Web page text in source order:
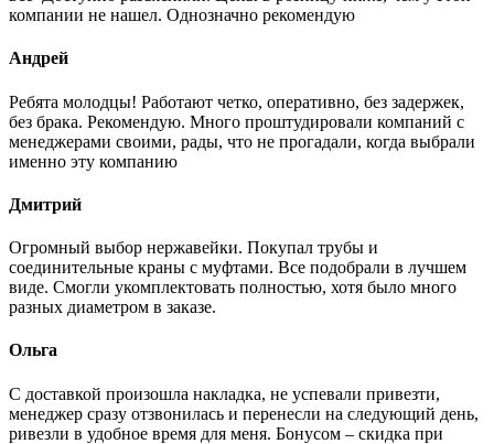
компании не нашел. Однозначно рекомендую
Андрей
Ребята молодцы! Работают четко, оперативно, без задержек,
без брака. Рекомендую. Много проштудировали компаний с
менеджерами своими, рады, что не прогадали, когда выбрали
именно эту компанию
Дмитрий
Огромный выбор нержавейки. Покупал трубы и
соединительные краны с муфтами. Все подобрали в лучшем
виде. Смогли укомплектовать полностью, хотя было много
разных диаметром в заказе.
Ольга
С доставкой произошла накладка, не успевали привезти,
менеджер сразу отзвонилась и перенесли на следующий день,
ривезли в удобное время для меня. Бонусом – скидка при